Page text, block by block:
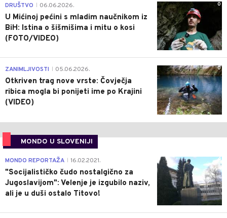
0
DRUŠTVO 06.06.2026.
U Mićinoj pećini s mladim naučnikom iz
BiH: Istina o šišmišima i mitu o kosi
(FOTO/VIDEO)
0
ZANIMLJIVOSTI 05.06.2026.
Otkriven trag nove vrste: Čovječja
ribica mogla bi ponijeti ime po Krajini
(VIDEO)
MONDO U SLOVENIJI
4
MONDO REPORTAŽA 16.02.2021.
"Socijalističko čudo nostalgično za
Jugoslavijom": Velenje je izgubilo naziv,
ali je u duši ostalo Titovo!